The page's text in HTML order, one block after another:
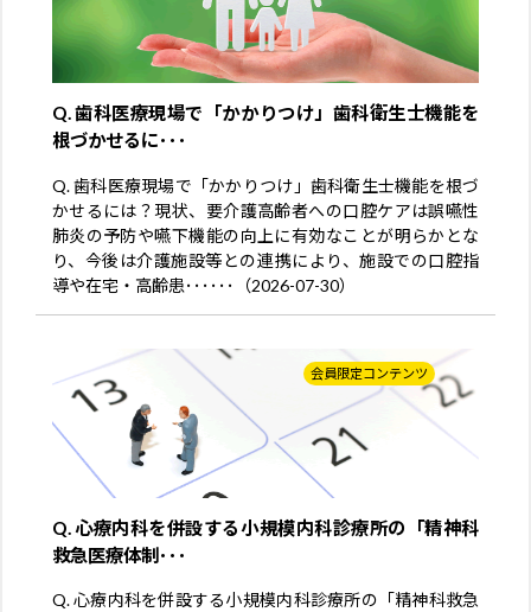
Q. 歯科医療現場で「かかりつけ」歯科衛生士機能を
根づかせるに･･･
Q. 歯科医療現場で「かかりつけ」歯科衛生士機能を根づ
かせるには？現状、要介護高齢者への口腔ケアは誤嚥性
肺炎の予防や嚥下機能の向上に有効なことが明らかとな
り、今後は介護施設等との連携により、施設での口腔指
導や在宅・高齢患･･････（2026-07-30）
会員限定コンテンツ
Q. 心療内科を併設する小規模内科診療所の「精神科
救急医療体制･･･
Q. 心療内科を併設する小規模内科診療所の「精神科救急